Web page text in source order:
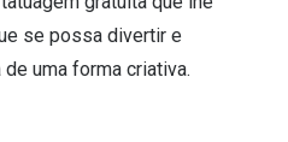
se possa divertir e
uma forma criativa.